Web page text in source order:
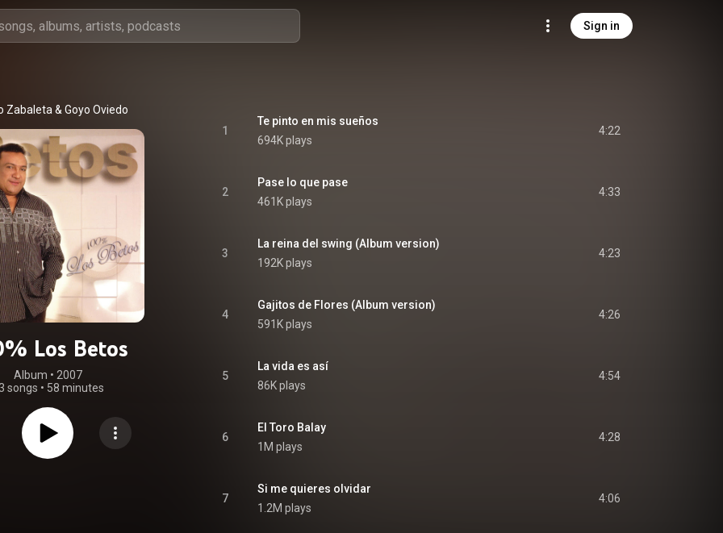
Sign in
Zabaleta & Goyo Oviedo
Los Betos
Album • 2007
songs • 58 minutes
1
Te pinto en mis sueños
694K plays
4:22
2
Pase lo que pase
461K plays
4:33
3
La reina del swing (Album version)
192K plays
4:23
4
Gajitos de Flores (Album version)
591K plays
4:26
5
La vida es así
86K plays
4:54
6
El Toro Balay
1M plays
4:28
7
Si me quieres olvidar
1.2M plays
4:06